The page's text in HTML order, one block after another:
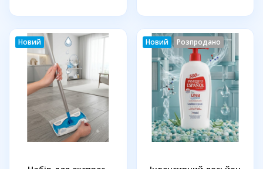
Новий Новий Розпродано